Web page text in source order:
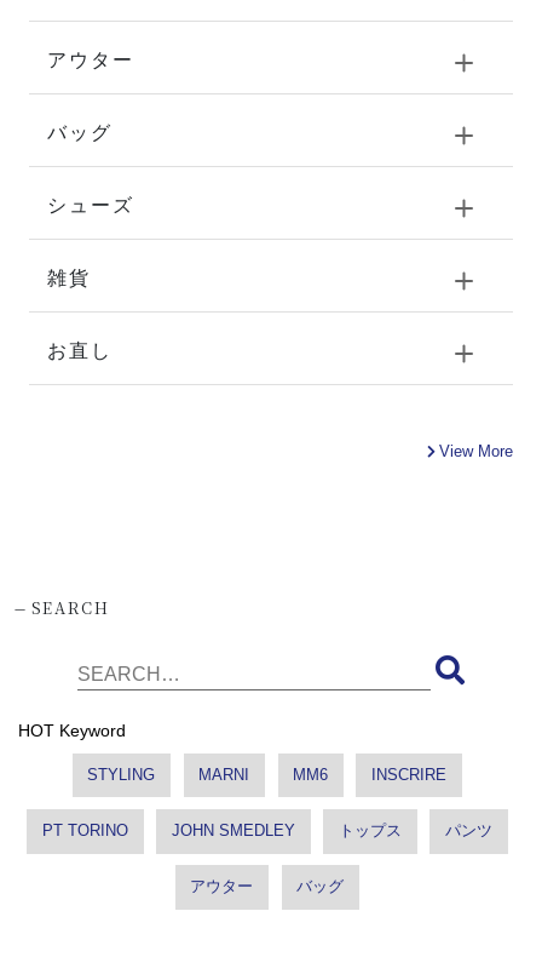
アウター
バッグ
シューズ
雑貨
お直し
View More
-SEARCH
HOT Keyword
STYLING MARNI MM6 INSCRIRE
PT TORINO JOHN SMEDLEY トップス パンツ
アウター バッグ